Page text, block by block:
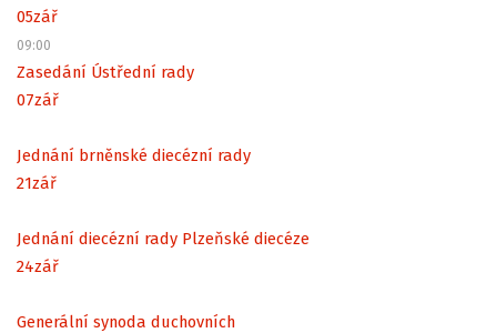
05zář
09:00
Zasedání Ústřední rady
07zář
Jednání brněnské diecézní rady
21zář
Jednání diecézní rady Plzeňské diecéze
24zář
Generální synoda duchovních